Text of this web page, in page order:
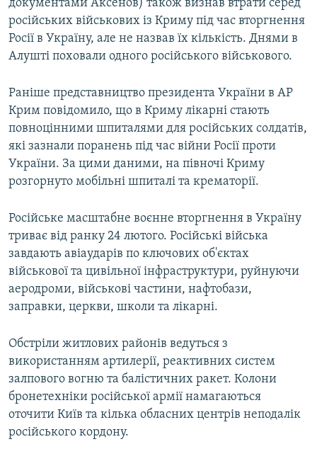
документами Аксенов) також визнав втрати серед
російських військових із Криму під час вторгнення
Росії в Україну, але не назвав їх кількість. Днями в
Алушті поховали одного російського військового.
Раніше представництво президента України в АР
Крим повідомило, що в Криму лікарні стають
повноцінними шпиталями для російських солдатів,
які зазнали поранень під час війни Росії проти
України. За цими даними, на півночі Криму
розгорнуто мобільні шпиталі та крематорії.
Російське масштабне воєнне вторгнення в Україну
триває від ранку 24 лютого. Російські війська
завдають авіаударів по ключових об'єктах
військової та цивільної інфраструктури, руйнуючи
аеродроми, військові частини, нафтобази,
заправки, церкви, школи та лікарні.
Обстріли житлових районів ведуться з
використанням артилерії, реактивних систем
залпового вогню та балістичних ракет. Колони
бронетехніки російської армії намагаються
оточити Київ та кілька обласних центрів неподалік
російського кордону.